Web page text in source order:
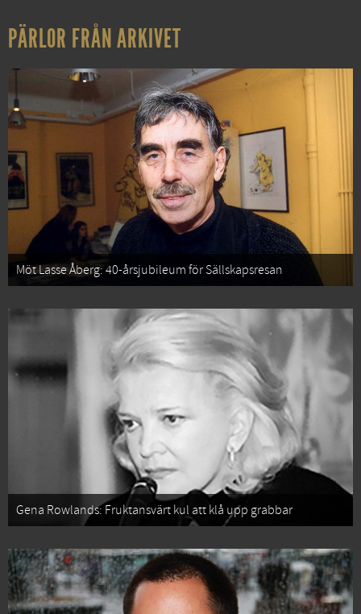
PÄRLOR FRÅN ARKIVET
Möt Lasse Åberg: 40-årsjubileum för Sällskapsresan
Gena Rowlands: Fruktansvärt kul att klå upp grabbar